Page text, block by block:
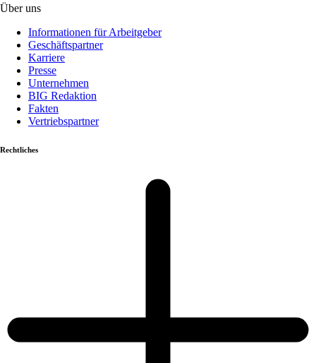
Über uns
Informationen für Arbeitgeber
Geschäftspartner
Karriere
Presse
Unternehmen
BIG Redaktion
Fakten
Vertriebspartner
Rechtliches